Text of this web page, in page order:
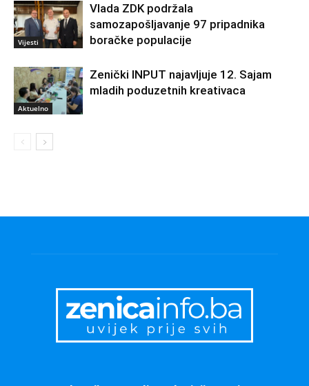
Vijesti
Vlada ZDK podržala
samozapošljavanje 97 pripadnika
boračke populacije
Aktuelno
Zenički INPUT najavljuje 12. Sajam
mladih poduzetnih kreativaca